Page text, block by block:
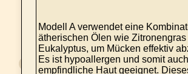
Modell A verwendet eine
ätherischen Ölen wie Zitronengras
Eukalyptus, um Mücken effektiv
Es ist hypoallergen und somit
empfindliche Haut geeignet.